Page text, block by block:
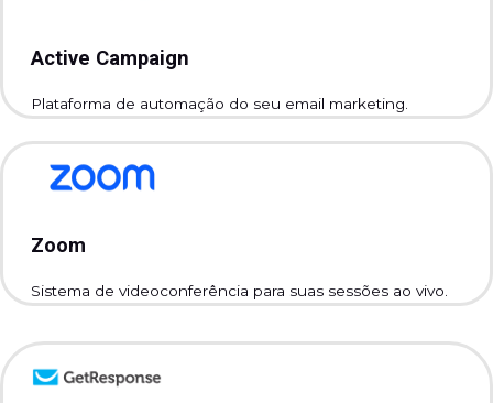
Active Campaign
Plataforma de automação do seu email marketing.
Zoom
Sistema de videoconferência para suas sessões ao vivo.